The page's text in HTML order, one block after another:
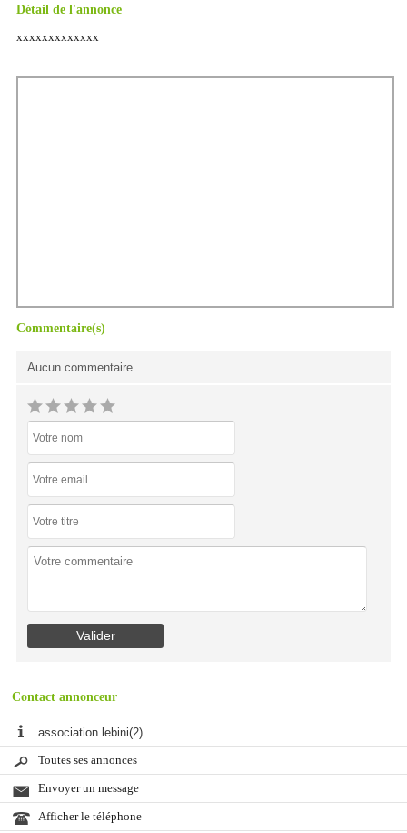
Détail de l'annonce
xxxxxxxxxxxxx
Commentaire(s)
Aucun commentaire
Contact annonceur
association lebini(2)
Toutes ses annonces
Envoyer un message
Afficher le téléphone